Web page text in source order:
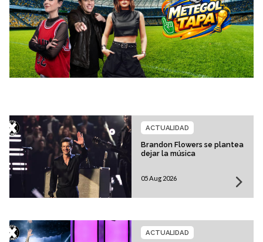
Brandon Flowers se plantea
dejar la música
ACTUALIDAD
05 Aug 2026
ACTUALIDAD